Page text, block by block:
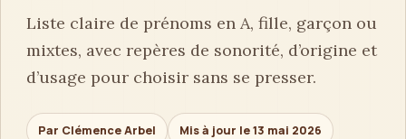
Liste claire de prénoms en A, fille, garçon ou
mixtes, avec repères de sonorité, d’origine et
d’usage pour choisir sans se presser.
Par Clémence Arbel Mis à jour le 13 mai 2026